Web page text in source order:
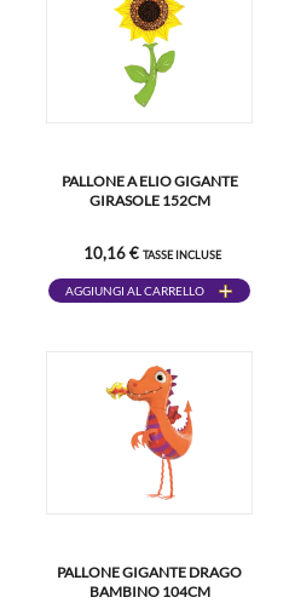
PALLONE A ELIO GIGANTE
GIRASOLE 152CM
10,16 € TASSE INCLUSE
AGGIUNGI AL CARRELLO
PALLONE GIGANTE DRAGO
BAMBINO 104CM